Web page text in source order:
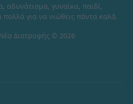
αδυνάτισμα, γυναίκα, παιδί,
για να νιώθεις πάντα καλά.
Διατροφής © 2026